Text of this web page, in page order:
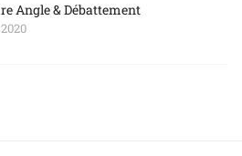
Angle & Débattement